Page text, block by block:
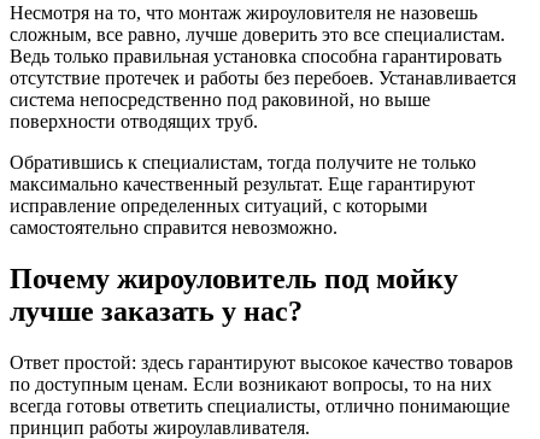
Несмотря на то, что монтаж жироуловителя не назовешь
сложным, все равно, лучше доверить это все специалистам.
Ведь только правильная установка способна гарантировать
отсутствие протечек и работы без перебоев. Устанавливается
система непосредственно под раковиной, но выше
поверхности отводящих труб.
Обратившись к специалистам, тогда получите не только
максимально качественный результат. Еще гарантируют
исправление определенных ситуаций, с которыми
самостоятельно справится невозможно.
Почему жироуловитель под мойку
лучше заказать у нас?
Ответ простой: здесь гарантируют высокое качество товаров
по доступным ценам. Если возникают вопросы, то на них
всегда готовы ответить специалисты, отлично понимающие
принцип работы жироулавливателя.